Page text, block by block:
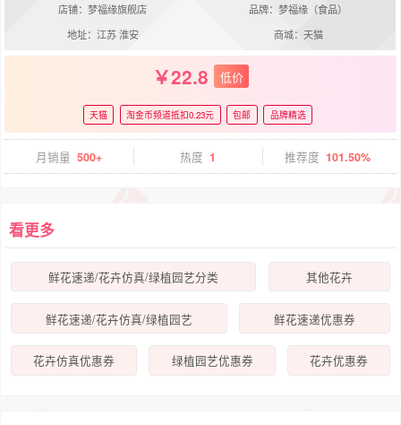
店铺：梦福缘旗舰店
品牌：梦福缘（食品）
地址：江苏 淮安
商城：天猫
22.8 低价
天猫 淘金币频道抵扣0.23元 包邮 品牌精选
月销量 500+ 热度 1 推荐度 101.50%
看更多
鲜花速递/花卉仿真/绿植园艺分类 其他花卉
鲜花速递/花卉仿真/绿植园艺 鲜花速递优惠券
花卉仿真优惠券 绿植园艺优惠券 花卉优惠券